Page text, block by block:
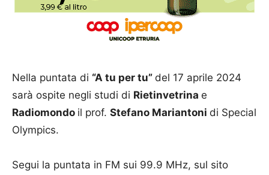
Nella puntata di “A tu per tu” del 17 aprile 2024
sarà ospite negli studi di Rietinvetrina e
Radiomondo il prof. Stefano Mariantoni di Special
Olympics.
Segui la puntata in FM sui 99.9 MHz, sul sito